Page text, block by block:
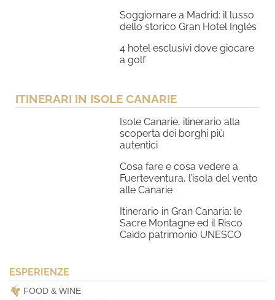
Soggiornare a Madrid: il lusso
dello storico Gran Hotel Inglés
4 hotel esclusivi dove giocare
a golf
ITINERARI IN ISOLE CANARIE
Isole Canarie, itinerario alla
scoperta dei borghi più
autentici
Cosa fare e cosa vedere a
Fuerteventura, l’isola del vento
alle Canarie
Itinerario in Gran Canaria: le
Sacre Montagne ed il Risco
Caìdo patrimonio UNESCO
ESPERIENZE
FOOD & WINE